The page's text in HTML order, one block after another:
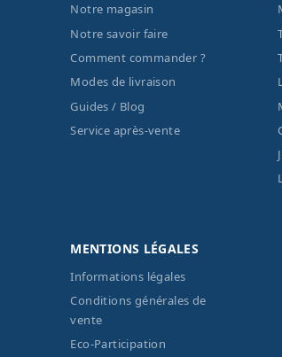
Notre magasin
Notre savoir faire
Comment commander ?
Modes de livraison
Guides / Blog
Service après-vente
MENTIONS LÉGALES
Informations légales
Conditions générales de
vente
Eco-Participation